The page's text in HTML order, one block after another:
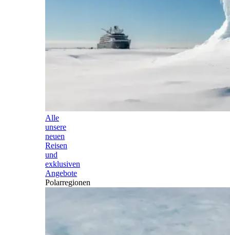
Alle
unsere
neuen
Reisen
und
exklusiven
Angebote
Polarregionen